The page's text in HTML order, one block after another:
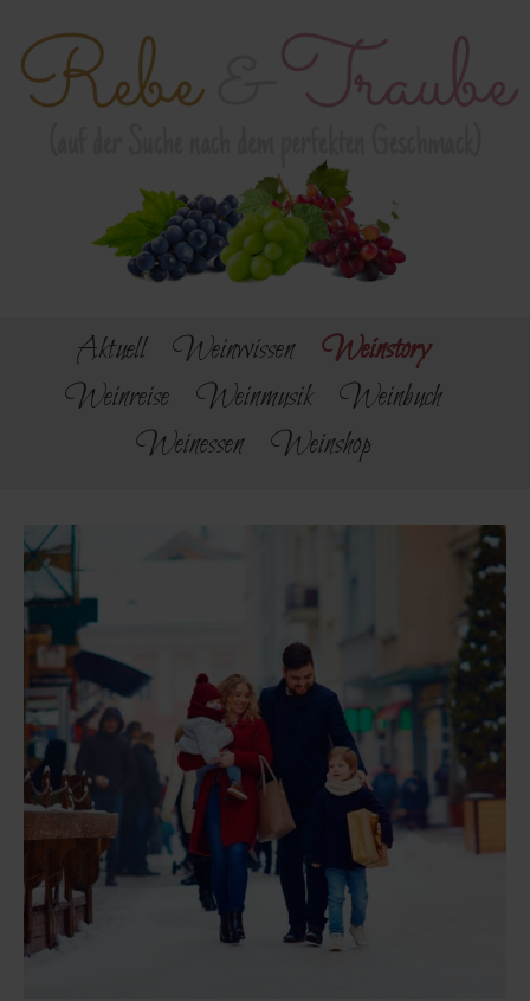
Aktuell Weinwissen
Weinstory
Weinreise
Weinmusik
Weinbuch
Weinessen
Weinshop